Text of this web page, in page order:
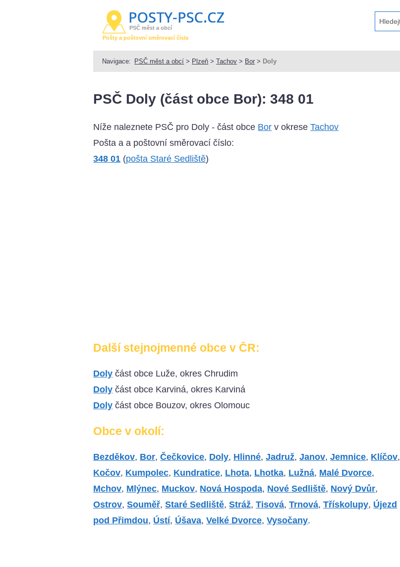
PSČ měst a obcí
Pošty a poštovní směrovací čísla
Navigace: PSČ měst a obcí > Plzeň >Tachov > Bor > Doly
PSČ Doly (část obce Bor): 348 01
Níže naleznete PSČ pro Doly - část obce Bor v okreseTachov
Pošta a a poštovní směrovací číslo:
348 01 (pošta Staré Sedliště)
Další stejnojmenné obce v ČR:
Doly část obce Luže, okres Chrudim
Doly část obce Karviná, okres Karviná
Doly část obce Bouzov, okres Olomouc
Obce v okolí:
Bezděkov, Bor,Čečkovice, Doly, Hlinné,Jadruž,Janov,Jemnice, Klíčov,
Kočov, Kumpolec, Kundratice, Lhota, Lhotka, Lužná, Malé Dvorce,
Mchov, Mlýnec, Muckov, Nová Hospoda, Nové Sedliště, Nový Dvůr,
Ostrov,Souměř,Staré Sedliště,Stráž,Tisová,Trnová,Třískolupy, Újezd
pod Přimdou, Ústí, Úšava,Velké Dvorce,Vysočany.